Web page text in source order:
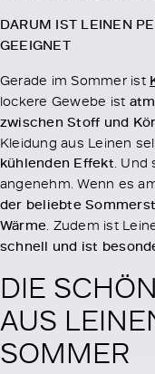
DARUM IST LEINEN
GEEIGNET
Gerade im Sommer ist
lockere Gewebe ist
zwischen Stoff und
Kleidung aus Leinen
kühlenden Effekt. Und
angenehm. Wenn es
der beliebte
Wärme. Zudem ist
schnell und ist
DIE
AUS
SOMMER